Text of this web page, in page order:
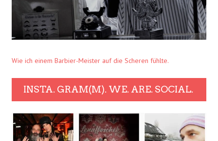
Wie ich einem Barbier-Meister auf die Scheren fühlte.
INSTA. GRAM(M). WE. ARE. SOCIAL.